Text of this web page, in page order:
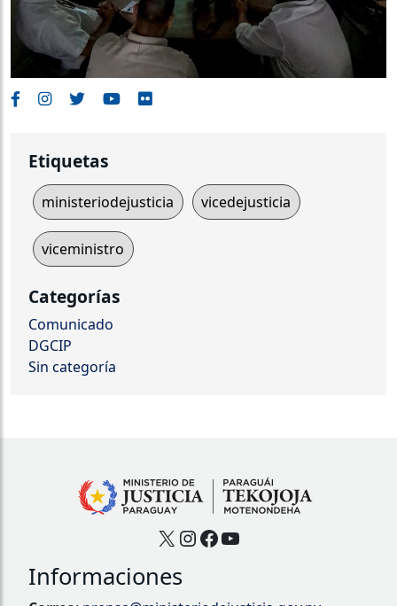
Etiquetas
ministeriodejusticia vicedejusticia
viceministro
Categorías
Comunicado
DGCIP
Sin categoría
X Instagram
Facebook
YouTube
Informaciones